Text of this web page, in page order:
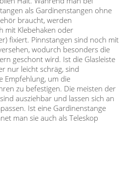
als Gardinenstangen ohne
braucht, werden
mit Klebehaken oder
fixiert. Pinnstangen sind noch mit
wodurch besonders die
geschont wird. Ist die Glasleiste
nur leicht schräg, sind
Empfehlung, um die
zu befestigen. Die meisten der
ausziehbar und lassen sich an
Ist eine Gardinenstange
man sie auch als Teleskop